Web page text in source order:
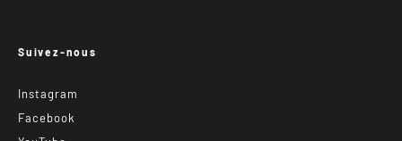
Suivez-nous
Instagram
Facebook